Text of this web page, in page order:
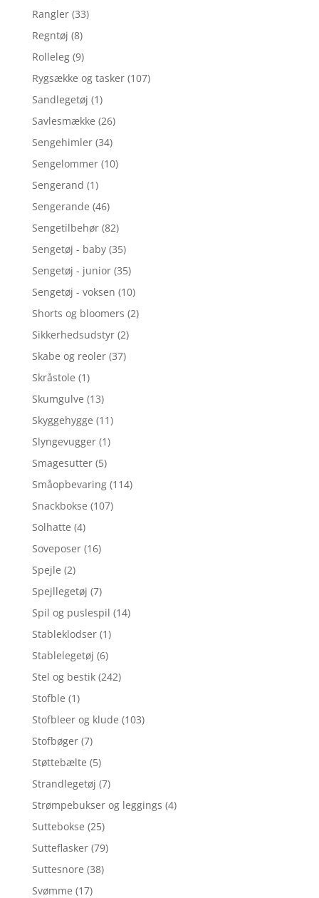
Rangler (33)
Regntøj (8)
Rolleleg (9)
Rygsække og tasker (107)
Sandlegetøj (1)
Savlesmække (26)
Sengehimler (34)
Sengelommer (10)
Sengerand (1)
Sengerande (46)
Sengetilbehør (82)
Sengetøj - baby (35)
Sengetøj - junior (35)
Sengetøj - voksen (10)
Shorts og bloomers (2)
Sikkerhedsudstyr (2)
Skabe og reoler (37)
Skråstole (1)
Skumgulve (13)
Skyggehygge (11)
Slyngevugger (1)
Smagesutter (5)
Småopbevaring (114)
Snackbokse (107)
Solhatte (4)
Soveposer (16)
Spejle (2)
Spejllegetøj (7)
Spil og puslespil (14)
Stableklodser (1)
Stablelegetøj (6)
Stel og bestik (242)
Stofble (1)
Stofbleer og klude (103)
Stofbøger (7)
Støttebælte (5)
Strandlegetøj (7)
Strømpebukser og leggings (4)
Suttebokse (25)
Sutteflasker (79)
Suttesnore (38)
Svømme (17)